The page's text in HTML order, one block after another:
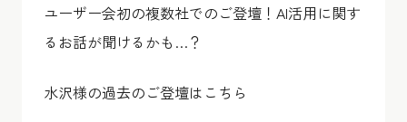
ユーザー会初の複数社でのご登壇！AI活用に関す
るお話が聞けるかも…？
水沢様の過去のご登壇はこちら